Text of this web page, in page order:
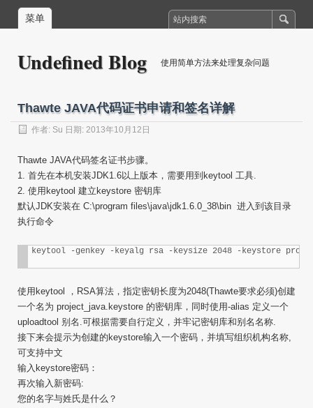
菜单
Undefined Blog 使用简单方法来处理复杂问题
Thawte JAVA代码证书申请和签名详解
作者: Su 日期: 2013年10月12日
Thawte JAVA代码签名证书步骤。
1. 首先在本机安装JDK1.6以上版本，需要用到keytool 工具.
2. 使用keytool 建立keystore 密钥库
默认JDK安装在 C:\program files\java\jdk1.6.0_38\bin 进入到该目录
执行命令
keytool -genkey -keyalg rsa -keysize 2048 -keystore
使用keytool ，RSA算法，指定密钥长度为2048(Thawte要求必须)创建
一个名为 project_java.keystore 的密钥库，同时使用-alias 定义一个
uploadtool 别名.可根据需要自行定义，并牢记密钥库和别名名称.
接下来会提示为创建的keystore输入一个密码，并填写组织机构名称,
可支持中文
输入keystore密码：
再次输入新密码:
您的名字与姓氏是什么？